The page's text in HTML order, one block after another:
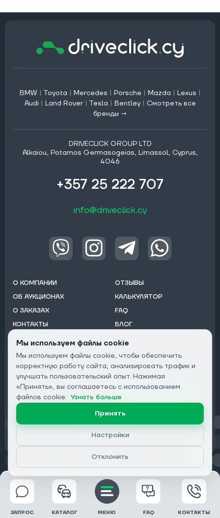
BMW | Toyota | Mercedes | Porsche | Mazda | Lexus |
Audi | Land Rover | Tesla | Bentley | Смотреть все
бренды →
DRIVECLICK GROUP LTD
Alkaiou, Potamos Germasogeias, Limassol, Cyprus,
4046
+357 25 222 707
info@driveclick.cy
О КОМПАНИИ
ОБ АУКЦИОНАХ
О ЗАКАЗАХ
КОНТАКТЫ
ОТЗЫВЫ
КАЛЬКУЛЯТОР
FAQ
БЛОГ
Подписаться на рассылку:
Email
Конфиденциальность
© 2026 DRIVECLICK GROUP LTD | Все права защищены
ЗАПРОС КАТАЛОГ МЕНЮ FAQ КОНТАКТЫ
Мы используем файлы cookie
Мы используем файлы cookie, чтобы обеспечить
корректную работу сайта, анализировать трафик и
улучшать пользовательский опыт. Нажимая
«Принять», вы соглашаетесь с использованием
файлов cookie. Узнать больше
Принять
Настройки
Отклонить